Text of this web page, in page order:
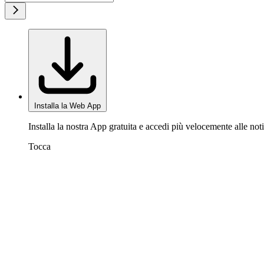
Installa la Web App
Installa la nostra App gratuita e accedi più velocemente alle
Tocca